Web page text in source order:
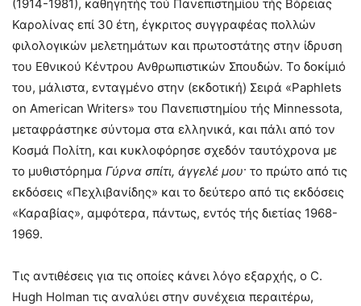
(1914-1981), καθηγητής τού Πανεπιστημίου τής Βόρειας
Καρολίνας επί 30 έτη, έγκριτος συγγραφέας πολλών
φιλολογικών μελετημάτων και πρωτοστάτης στην ίδρυση
του Εθνικού Κέντρου Ανθρωπιστικών Σπουδών. Το δοκίμιό
του, μάλιστα, ενταγμένο στην (εκδοτική) Σειρά «Paphlets
on American Writers» του Πανεπιστημίου τής Minnessota,
μεταφράστηκε σύντομα στα ελληνικά, και πάλι από τον
Κοσμά Πολίτη, και κυκλοφόρησε σχεδόν ταυτόχρονα με
το μυθιστόρημα Γύρνα σπίτι, άγγελέ μου· το πρώτο από τις
εκδόσεις «Πεχλιβανίδης» και το δεύτερο από τις εκδόσεις
«Καραβίας», αμφότερα, πάντως, εντός τής διετίας 1968-
1969.
Τις αντιθέσεις για τις οποίες κάνει λόγο εξαρχής, ο C.
Hugh Holman τις αναλύει στην συνέχεια περαιτέρω,